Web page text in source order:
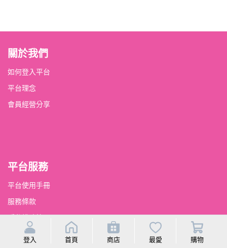
關於我們
如何登入平台
平台理念
會員經營分享
平台服務
平台使用手冊
服務條款
會員權益及點數回饋
登入 首頁 商店 最愛 購物